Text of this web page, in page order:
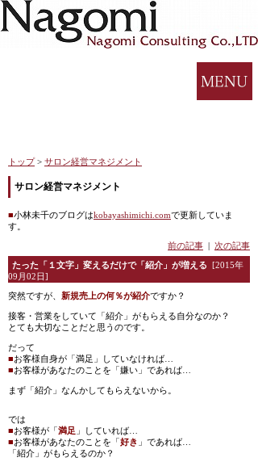
トップ > サロン経営マネジメント
サロン経営マネジメント
■小林未千のブログはkobayashimichi.comで更新していま
す。
前の記事 次の記事
たった「１文字」変えるだけで「紹介」が増える
[2015年
09月02日]
突然ですが、 新規売上の何％が紹介ですか？
接客・営業をしていて「紹介」がもらえる自分なのか？
とても大切なことだと思うのです。
だって
■お客様自身が「満足」していなければ…
■お客様があなたのことを「嫌い」であれば…
まず「紹介」なんかしてもらえないから。
では
■お客様が「 満足 」していれば…
■お客様があなたのことを「 好き 」であれば…
「紹介」がもらえるのか？